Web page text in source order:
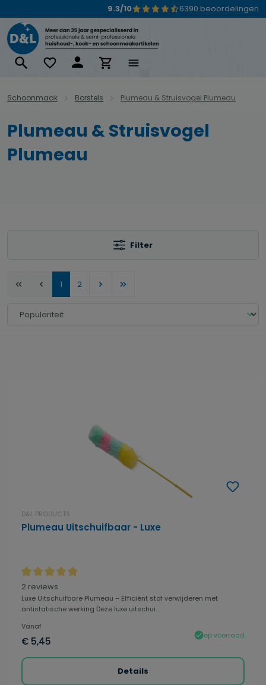
9.3/10 6390 beoordelingen
Schoonmaak Borstels Plumeau & Struisvogel Plumeau
Plumeau & Struisvogel
Plumeau
Filter
Pagina
1 Pagina
2
D&L PRODUCTS
Plumeau Uitschuifbaar - Luxe
Gemiddelde waardering van 5 van 5 sterren
2 reviews
Luxe Uitschuifbare Plumeau – Efficiënt stof verwijderen met
antistatische werking Deze luxe uitschui...
Vanaf
€ 5,45
op voorraad
Details